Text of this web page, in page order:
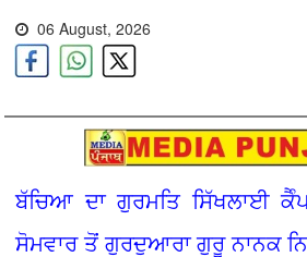
06 August, 2026
ਬੱਚਿਆ ਦਾ ਗੁਰਮਤਿ ਸਿੱਖਲਾਈ
ਸੋਮਵਾਰ ਤੋਂ ਗੁਰਦੁਆਰਾ ਗੁਰੂ ਨਾਨਕ